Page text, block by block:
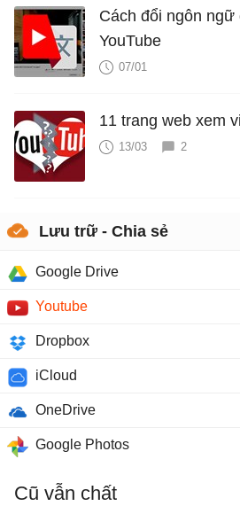
Cách đổi ngôn
YouTube
07/01
11 trang web xem
13/03 2
Lưu trữ - Chia sẻ
Google Drive
Youtube
Dropbox
iCloud
OneDrive
Google Photos
Cũ vẫn chất